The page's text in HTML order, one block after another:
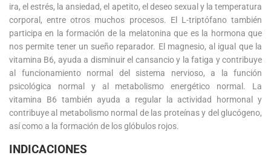
ira, el estrés, la ansiedad, el apetito, el deseo sexual y la temperatura
corporal, entre otros muchos procesos. El L-triptófano también
participa en la formación de la melatonina que es la hormona que
nos permite tener un sueño reparador. El magnesio, al igual que la
vitamina B6, ayuda a disminuir el cansancio y la fatiga y contribuye
al funcionamiento normal del sistema nervioso, a la función
psicológica normal y al metabolismo energético normal. La
vitamina B6 también ayuda a regular la actividad hormonal y
contribuye al metabolismo normal de las proteínas y del glucógeno,
así como a la formación de los glóbulos rojos.
INDICACIONES